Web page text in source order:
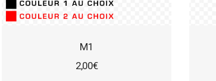
M1
2,00€